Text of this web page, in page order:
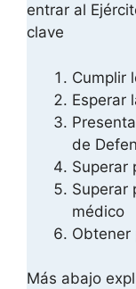
entrar al
clave
Cumplir
Esperar
de
Superar
Superar
médico
Obtener
Más abajo